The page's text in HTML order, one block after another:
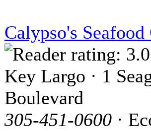
Calypso's
Key Largo · 1
Boulevard
305-451-0600 ·